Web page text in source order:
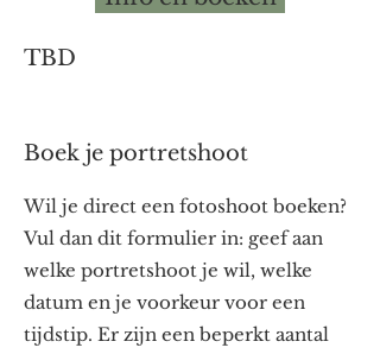
TBD
Boek je portretshoot
Wil je direct een fotoshoot boeken?
Vul dan dit formulier in: geef aan
welke portretshoot je wil, welke
datum en je voorkeur voor een
tijdstip. Er zijn een beperkt aantal